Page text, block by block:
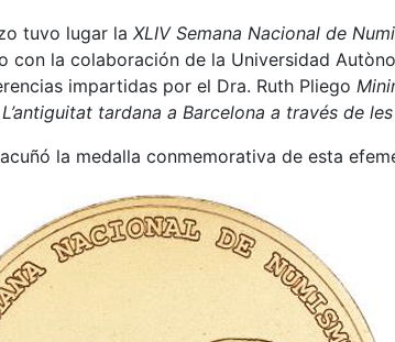
tuvo lugar la XLIV Semana Nacional de
con la colaboración de la Universidad
impartidas por el Dra. Ruth Pliego
L’antiguitat tardana a Barcelona a través de
la medalla conmemorativa de esta